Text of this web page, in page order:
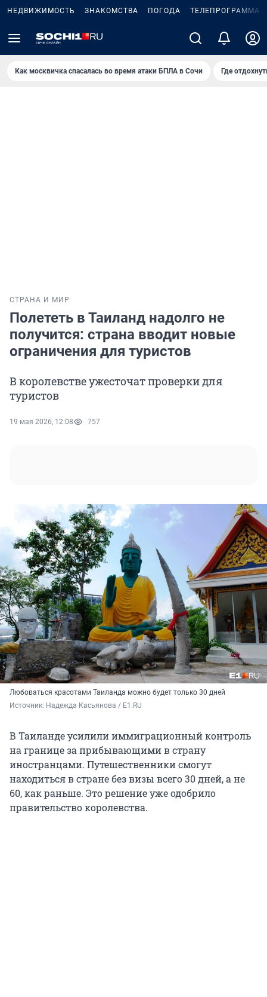
НЕДВИЖИМОСТЬ ЗНАКОМСТВА ПОГОДА ТЕЛЕПРОГРАММА
Как москвичка спасалась во время атаки БПЛА в Сочи Где
СТРАНА И МИР
Полететь в Таиланд надолго не
получится: страна вводит новые
ограничения для туристов
В королевстве ужесточат проверки для
туристов
19 мая 2026, 12:08 757
Любоваться красотами Таиланда можно будет только 30 дней
Источник: Надежда Касьянова / E1.RU
В Таиланде усилили иммиграционный контроль
на границе за прибывающими в страну
иностранцами. Путешественники смогут
находиться в стране без визы всего 30 дней, а не
60, как раньше. Это решение уже одобрило
правительство королевства.